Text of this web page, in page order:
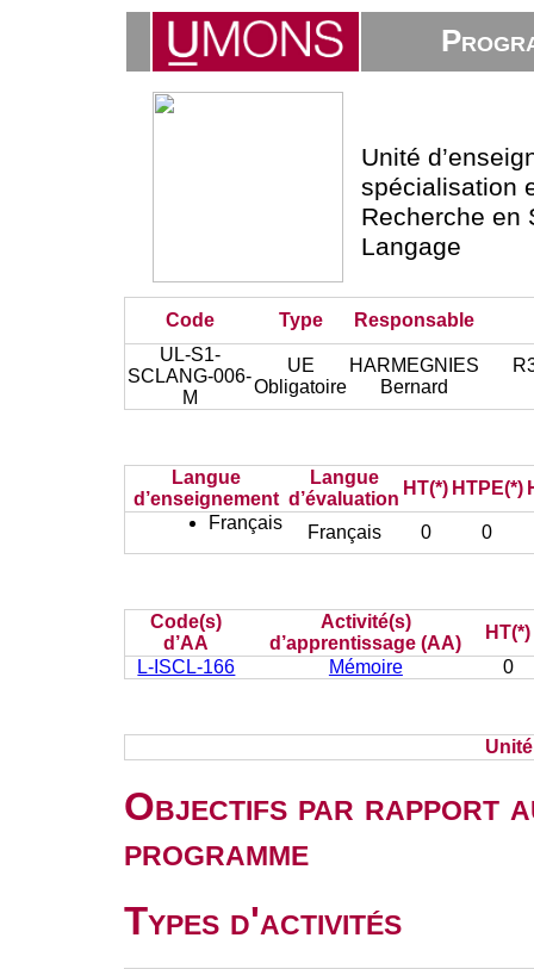
Unité
spécialisation
Recherche en
Langage
Code Type
Responsable
UL-S1-
SCLANG-006-
M
UE
Obligatoire
HARMEGNIES
Bernard
Langue
d’enseignement
Langue
d’évaluation
HT(*) HTPE(*)
Français
Français 0 0
Code(s)
d’AA
Activité(s)
d’apprentissage (AA)
HT(*)
L-ISCL-166
Mémoire 0
Objectifs par rapport
programme
Types d'activités